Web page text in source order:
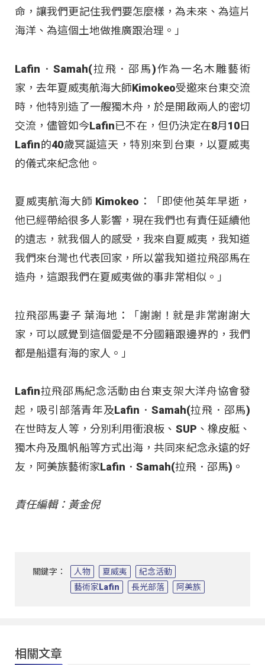
命，讓我們更記住我們要怎麼樣，為未來、為這片
海洋、為這個土地做推廣跟治理。」
Lafin．Samah(拉飛．邵馬)作為一名木雕藝術
家，去年夏威夷航海大師Kimokeo受邀來台東交流
時，他特別造了一艘獨木舟，於是開啟兩人的密切
交流，儘管如今Lafin已不在，但仍決定在8月10日
Lafin的40歲冥誕這天，特別來到台東，以夏威夷
的儀式來紀念他。
夏威夷航海大師 Kimokeo：「即使他英年早逝，
他已經帶給很多人影響，現在我們也有責任延續他
的遺志，就我個人的感受，我來自夏威夷，我知道
我們來台灣也代表回家，所以當我知道拉飛邵馬在
造舟，這跟我們在夏威夷做的事非常相似。」
拉飛邵馬妻子 葉海地：「謝謝！就是非常謝謝大
家，可以感覺到這個愛是不分國籍跟邊界的，我們
都是船還有海的家人。」
Lafin拉飛邵馬紀念活動由台東支架大洋舟協會發
起，吸引部落青年及Lafin．Samah(拉飛．邵馬)
在世時友人等，分別利用衝浪板、SUP、橡皮艇、
獨木舟及風帆船等方式出海，共同來紀念永遠的好
友，阿美族藝術家Lafin．Samah(拉飛．邵馬)。
責任編輯：黃金倪
關鍵字： 人物 夏威夷
紀念活動
藝術家Lafin
長光部落 阿美族
相關文章